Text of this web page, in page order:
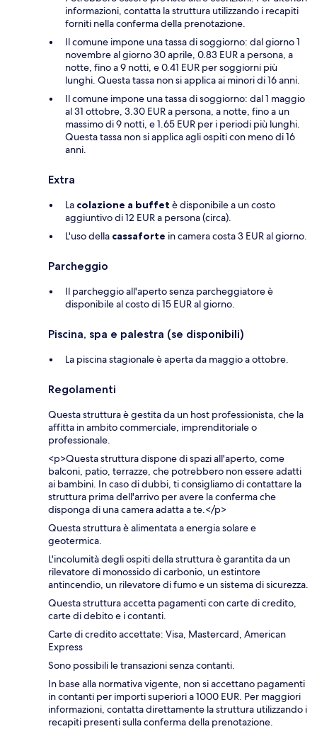
informazioni, contatta la struttura utilizzando i recapiti
forniti nella conferma della prenotazione.
Il comune impone una tassa di soggiorno: dal giorno 1
novembre al giorno 30 aprile, 0.83 EUR a persona, a
notte, fino a 9 notti, e 0.41 EUR per soggiorni più
lunghi. Questa tassa non si applica ai minori di 16 anni.
Il comune impone una tassa di soggiorno: dal 1 maggio
al 31 ottobre, 3.30 EUR a persona, a notte, fino a un
massimo di 9 notti, e 1.65 EUR per i periodi più lunghi.
Questa tassa non si applica agli ospiti con meno di 16
anni.
Extra
La colazione a buffet è disponibile a un costo
aggiuntivo di 12 EUR a persona (circa).
L'uso della cassaforte in camera costa 3 EUR al giorno.
Parcheggio
Il parcheggio all'aperto senza parcheggiatore è
disponibile al costo di 15 EUR al giorno.
Piscina, spa e palestra (se disponibili)
La piscina stagionale è aperta da maggio a ottobre.
Regolamenti
Questa struttura è gestita da un host professionista, che la
affitta in ambito commerciale, imprenditoriale o
professionale.
<p>Questa struttura dispone di spazi all'aperto, come
balconi, patio, terrazze, che potrebbero non essere adatti
ai bambini. In caso di dubbi, ti consigliamo di contattare la
struttura prima dell'arrivo per avere la conferma che
disponga di una camera adatta a te.</p>
Questa struttura è alimentata a energia solare e
geotermica.
L'incolumità degli ospiti della struttura è garantita da un
rilevatore di monossido di carbonio, un estintore
antincendio, un rilevatore di fumo e un sistema di sicurezza.
Questa struttura accetta pagamenti con carte di credito,
carte di debito e i contanti.
Carte di credito accettate: Visa, Mastercard, American
Express
Sono possibili le transazioni senza contanti.
In base alla normativa vigente, non si accettano pagamenti
in contanti per importi superiori a 1000 EUR. Per maggiori
informazioni, contatta direttamente la struttura utilizzando i
recapiti presenti sulla conferma della prenotazione.